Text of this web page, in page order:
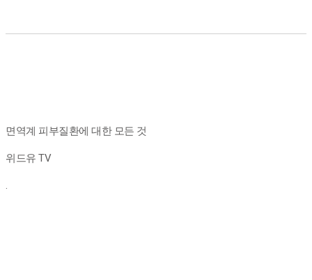
면역계 피부질환에 대한 모든 것
위드유 TV
.